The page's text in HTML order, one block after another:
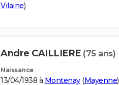
Vilaine)
Andre CAILLIERE (75 ans)
Naissance
13/04/1938 à Montenay(Mayenne)